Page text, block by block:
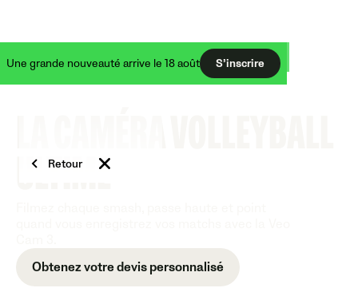
50 % de réduction sur Veo Cam 3 + Veo Live OFFERT
Une grande nouveauté arrive le 18 août S’inscrire
Retour
ULTIME
Obtenez votre devis personnalisé